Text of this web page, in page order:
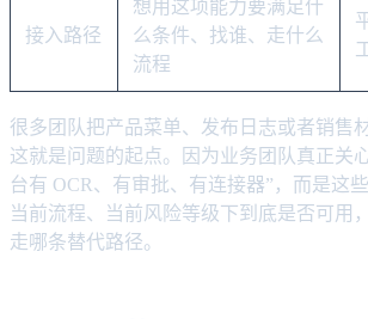
接入路径
想用这项能力要满足什
么条件、找谁、走什么
流程
很多团队把产品菜单、发布日志或者销售
这就是问题的起点。因为业务团队真正关
台有 OCR、有审批、有连接器”，而是这
当前流程、当前风险等级下到底是否可用
走哪条替代路径。